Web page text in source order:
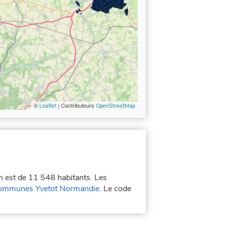
© Leaflet | Contributeurs OpenStreetMap
est de 11 548 habitants. Les
Yvetot Normandie. Le code